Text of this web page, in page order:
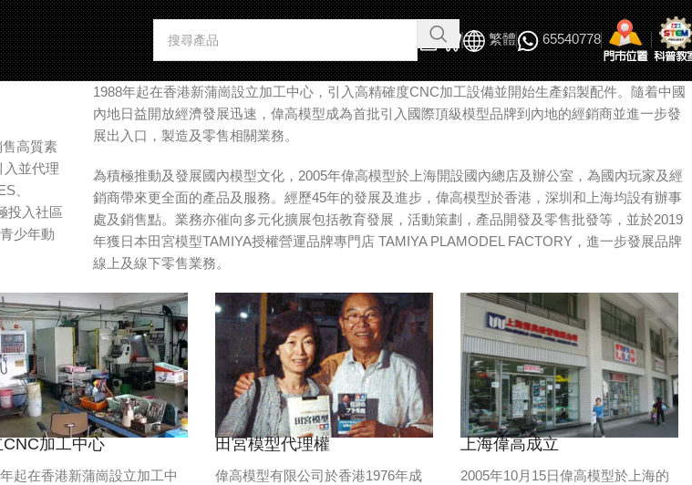
繁體 65540778
高質素
入並代理
、
投入社區
少年動
1988年起在香港新蒲崗設立加工中心，引入高精確度CNC加工設備並開始生產鋁製配件。隨着中國
內地日益開放經濟發展迅速，偉高模型成為首批引入國際頂級模型品牌到內地的經銷商並進一步發
展出入口，製造及零售相關業務。
為積極推動及發展國內模型文化，2005年偉高模型於上海開設國內總店及辦公室，為國內玩家及經
銷商帶來更全面的產品及服務。經歷45年的發展及進步，偉高模型於香港，深圳和上海均設有辦事
處及銷售點。業務亦催向多元化擴展包括教育發展，活動策劃，產品開發及零售批發等，並於2019
年獲日本田宮模型TAMIYA授權營運品牌專門店 TAMIYA PLAMODEL FACTORY，進一步發展品牌
線上及線下零售業務。
CNC加工中心
起在香港新蒲崗設立加工中
田宮模型代理權
偉高模型有限公司於香港1976年成
上海偉高成立
2005年10月15日偉高模型於上海的